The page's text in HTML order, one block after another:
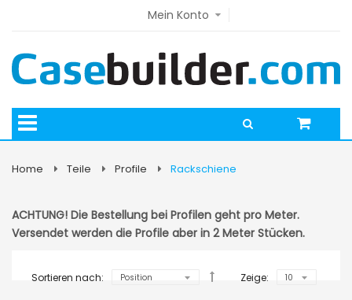
Mein Konto
Home Teile Profile Rackschiene
ACHTUNG! Die Bestellung bei Profilen geht pro Meter.
Versendet werden die Profile aber in 2 Meter Stücken.
Sortieren nach: Zeige: